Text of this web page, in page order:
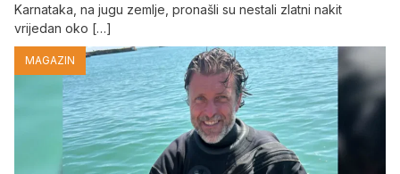
Karnataka, na jugu zemlje, pronašli su nestali zlatni nakit
vrijedan oko […]
MAGAZIN